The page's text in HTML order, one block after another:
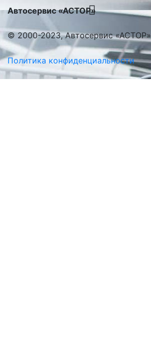
Автосервис «АСТОР»
© 2000-2023, Автосервис «АСТОР»
Политика конфиденциальности